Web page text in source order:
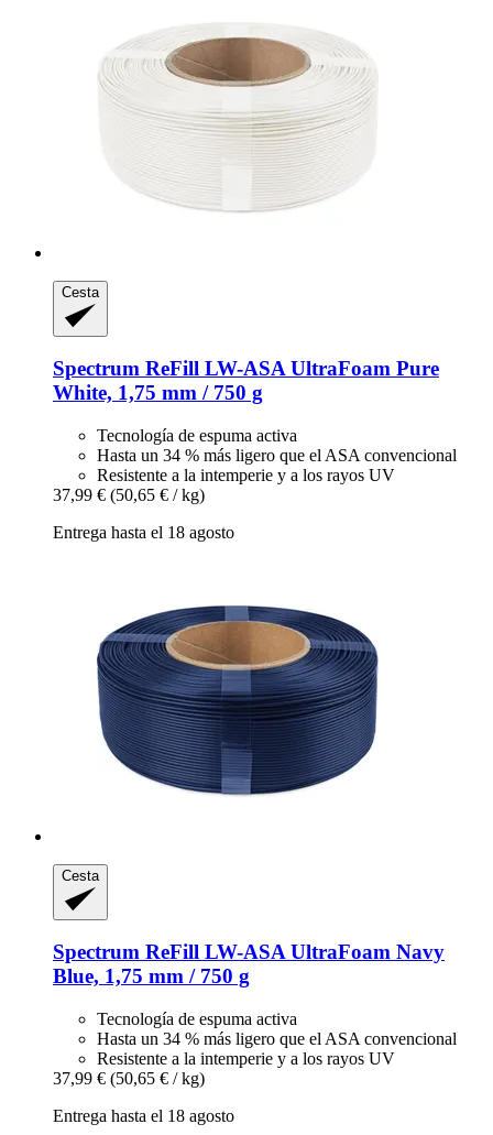
Cesta
Spectrum ReFill LW-​ASA UltraFoam Pure
White, 1,75 mm / 750 g
Tecnología de espuma activa
Hasta un 34 % más ligero que el ASA convencional
Resistente a la intemperie y a los rayos UV
37,99 € (50,65 € / kg)
Entrega hasta el 18 agosto
Cesta
Spectrum ReFill LW-​ASA UltraFoam Navy
Blue, 1,75 mm / 750 g
Tecnología de espuma activa
Hasta un 34 % más ligero que el ASA convencional
Resistente a la intemperie y a los rayos UV
37,99 € (50,65 € / kg)
Entrega hasta el 18 agosto